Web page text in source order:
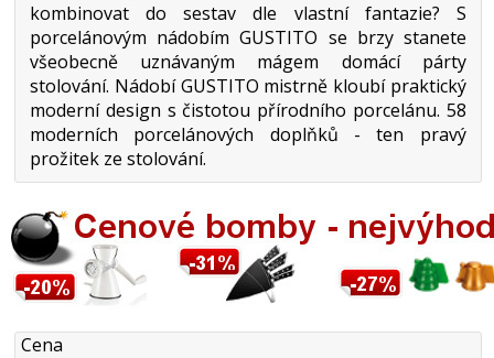
kombinovat do sestav dle vlastní fantazie? S
porcelánovým nádobím GUSTITO se brzy stanete
všeobecně uznávaným mágem domácí párty
stolování. Nádobí GUSTITO mistrně kloubí praktický
moderní design s čistotou přírodního porcelánu. 58
moderních porcelánových doplňků - ten pravý
prožitek ze stolování.
Cena